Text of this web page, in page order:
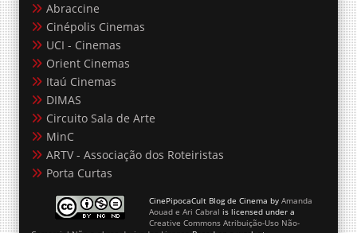
Abraccine
Cinépolis Cinemas
UCI - Cinemas
Orient Cinemas
Itaú Cinemas
DIMAS
Circuito Sala de Arte
MinC
ARTV - Associação dos Roteiristas
Porta Curtas
CinePipocaCult Blog de Cinema by Amanda
Aouad e Ari Cabral is licensed under a
Creative Commons Atribuição-Uso Não-